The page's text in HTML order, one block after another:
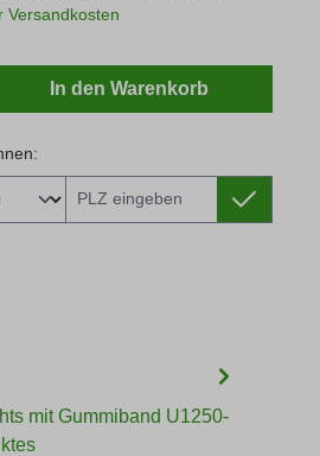
Versandkosten
Gib den gewünschten
In den Warenkorb
mit Gummiband U1250-